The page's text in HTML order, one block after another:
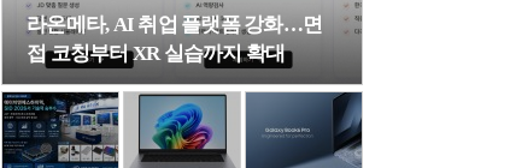
라온메타, AI 취업 플랫폼 강화…면
접 코칭부터 XR 실습까지 확대